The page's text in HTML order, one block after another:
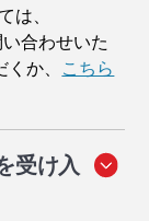
は、
合わせいた
か、 こちら
受け入